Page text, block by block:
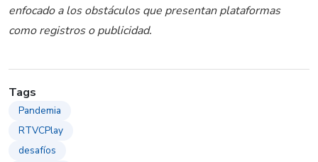
enfocado a los obstáculos que presentan plataformas
como registros o publicidad.
Tags
Pandemia
RTVCPlay
desafíos